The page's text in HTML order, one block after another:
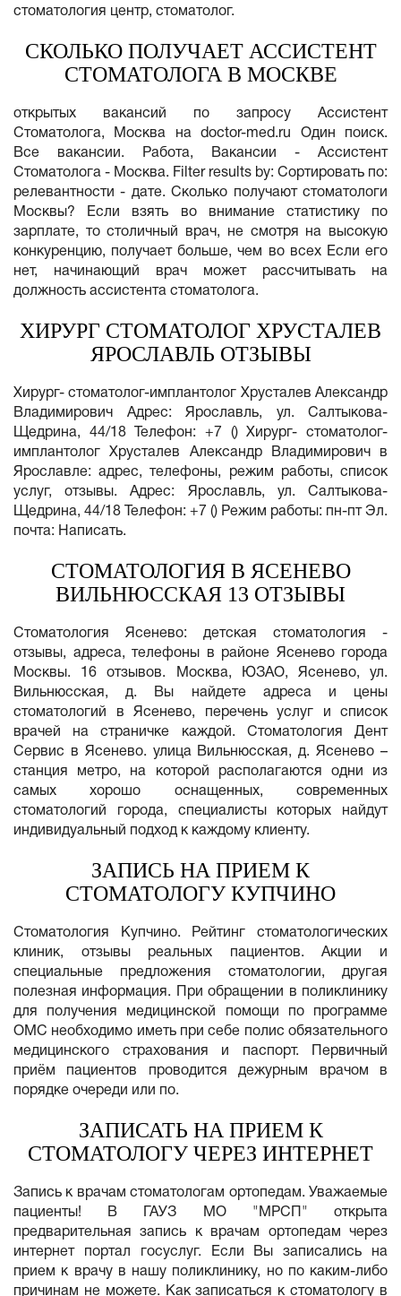
стоматология центр, стоматолог.
СКОЛЬКО ПОЛУЧАЕТ АССИСТЕНТ
СТОМАТОЛОГА В МОСКВЕ
открытых вакансий по запросу Ассистент
Стоматолога, Москва на doctor-med.ru Один поиск.
Все вакансии. Работа, Вакансии - Ассистент
Стоматолога - Москва. Filter results by: Сортировать по:
релевантности - дате. Сколько получают стоматологи
Москвы? Если взять во внимание статистику по
зарплате, то столичный врач, не смотря на высокую
конкуренцию, получает больше, чем во всех Если его
нет, начинающий врач может рассчитывать на
должность ассистента стоматолога.
ХИРУРГ СТОМАТОЛОГ ХРУСТАЛЕВ
ЯРОСЛАВЛЬ ОТЗЫВЫ
Хирург- стоматолог-имплантолог Хрусталев Александр
Владимирович Адрес: Ярославль, ул. Салтыкова-
Щедрина, 44/18 Телефон: +7 () Хирург- стоматолог-
имплантолог Хрусталев Александр Владимирович в
Ярославле: адрес, телефоны, режим работы, список
услуг, отзывы. Адрес: Ярославль, ул. Салтыкова-
Щедрина, 44/18 Телефон: +7 () Режим работы: пн-пт Эл.
почта: Написать.
СТОМАТОЛОГИЯ В ЯСЕНЕВО
ВИЛЬНЮССКАЯ 13 ОТЗЫВЫ
Cтоматология Ясенево: детская стоматология -
отзывы, адреса, телефоны в районе Ясенево города
Москвы. 16 отзывов. Москва, ЮЗАО, Ясенево, ул.
Вильнюсская, д. Вы найдете адреса и цены
стоматологий в Ясенево, перечень услуг и список
врачей на страничке каждой. Стоматология Дент
Сервис в Ясенево. улица Вильнюсская, д. Ясенево –
станция метро, на которой располагаются одни из
самых хорошо оснащенных, современных
стоматологий города, специалисты которых найдут
индивидуальный подход к каждому клиенту.
ЗАПИСЬ НА ПРИЕМ К
СТОМАТОЛОГУ КУПЧИНО
Стоматология Купчино. Рейтинг стоматологических
клиник, отзывы реальных пациентов. Акции и
специальные предложения стоматологии, другая
полезная информация. При обращении в поликлинику
для получения медицинской помощи по программе
ОМС необходимо иметь при себе полис обязательного
медицинского страхования и паспорт. Первичный
приём пациентов проводится дежурным врачом в
порядке очереди или по.
ЗАПИСАТЬ НА ПРИЕМ К
СТОМАТОЛОГУ ЧЕРЕЗ ИНТЕРНЕТ
Запись к врачам стоматологам ортопедам. Уважаемые
пациенты! В ГАУЗ МО "МРСП" открыта
предварительная запись к врачам ортопедам через
интернет портал госуслуг. Если Вы записались на
прием к врачу в нашу поликлинику, но по каким-либо
причинам не можете. Как записаться к стоматологу в